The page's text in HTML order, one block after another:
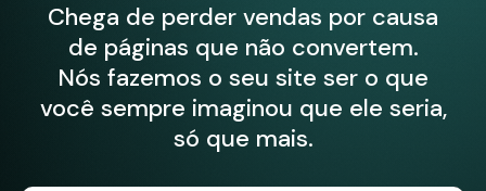
Chega de perder vendas por causa
de páginas que não convertem.
Nós fazemos o seu site ser o que
você sempre imaginou que ele seria,
só que mais.